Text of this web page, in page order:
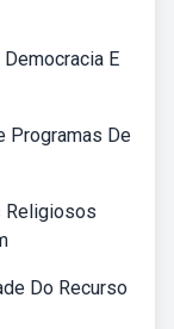
E
Programas De
Religiosos
Do Recurso